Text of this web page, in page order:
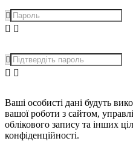
Ваші особисті дані будуть
вашої роботи з сайтом,
облікового запису та інших
конфіденційності.